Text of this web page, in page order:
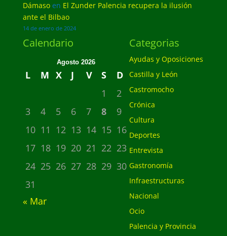
Dámasoen El Zunder Palencia recupera la ilusión
ante el Bilbao
14 de enero de 2024
Calendario
Agosto 2026
L M X J V S
D
1
2
3
4 5 6 7 8
9
10 11 12 13 14 15 16
17 18 19 20 21 22 23
24 25 26 27 28 29 30
31
« Mar
Categorias
Ayudas y Oposiciones
Castilla y León
Castromocho
Crónica
Cultura
Deportes
Entrevista
Gastronomía
Infraestructuras
Nacional
Ocio
Palencia y Provincia